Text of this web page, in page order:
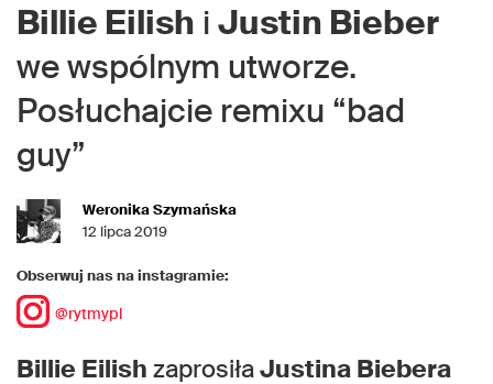
Billie Eilish i Justin Bieber
we wspólnym utworze.
Posłuchajcie remixu “bad
guy”
Weronika Szymańska
12 lipca 2019
Obserwuj nas na instagramie:
@rytmypl
Billie Eilish zaprosiłaJustina Biebera